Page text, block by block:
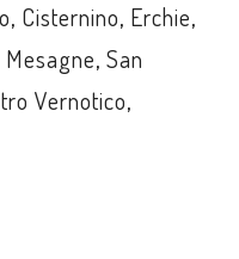
, Cisternino, Erchie,
Mesagne, San
Vernotico,